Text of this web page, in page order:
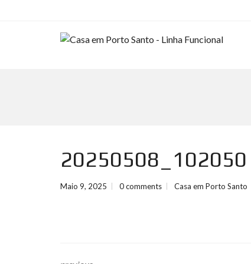
20250508_102050
Maio 9, 2025 0 comments Casa em Porto Santo